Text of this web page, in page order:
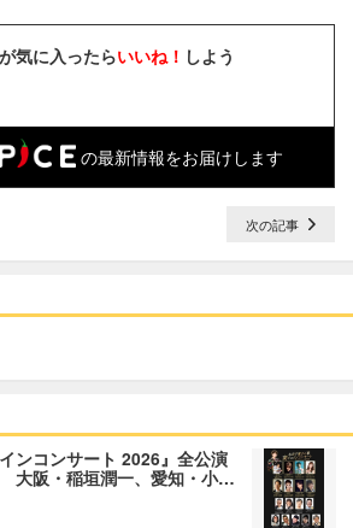
気に入ったらいいね！ しよう
の最新情報をお届けします
次の記事
ンコンサート 2026』全公演
大阪・稲垣潤一、愛知・小…